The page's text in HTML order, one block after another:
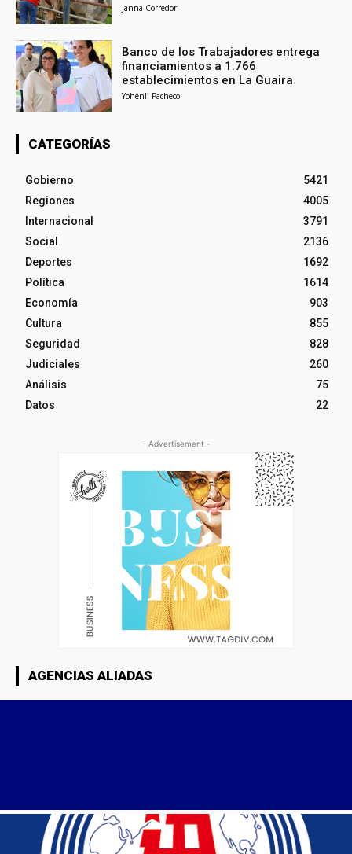
Janna Corredor
Banco de los Trabajadores entrega
financiamientos a 1.766
establecimientos en La Guaira
Yohenli Pacheco
CATEGORÍAS
Gobierno
5421
Regiones
4005
Internacional
3791
Social
2136
Deportes
1692
Política
1614
Economía
903
Cultura
855
Seguridad
828
Judiciales
260
Análisis
75
Datos
22
- Advertisement -
AGENCIAS ALIADAS